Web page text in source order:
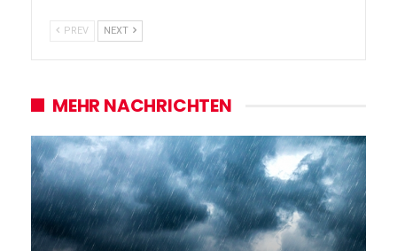
PREV NEXT
MEHR NACHRICHTEN